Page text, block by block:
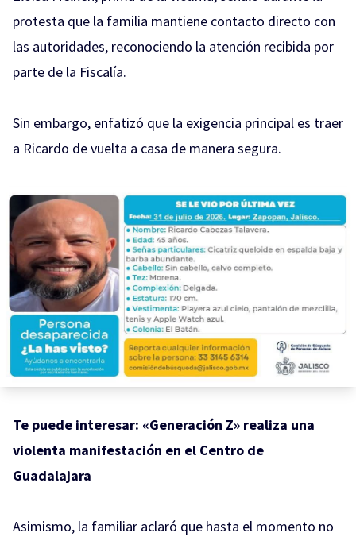
protesta que la familia mantiene contacto directo con
las autoridades, reconociendo la atención recibida por
parte de la Fiscalía.
Sin embargo, enfatizó que la exigencia principal es traer
a Ricardo de vuelta a casa de manera segura.
Te puede interesar: «Generación Z» realiza una
violenta manifestación en el Centro de
Guadalajara
Asimismo, la familiar aclaró que hasta el momento no